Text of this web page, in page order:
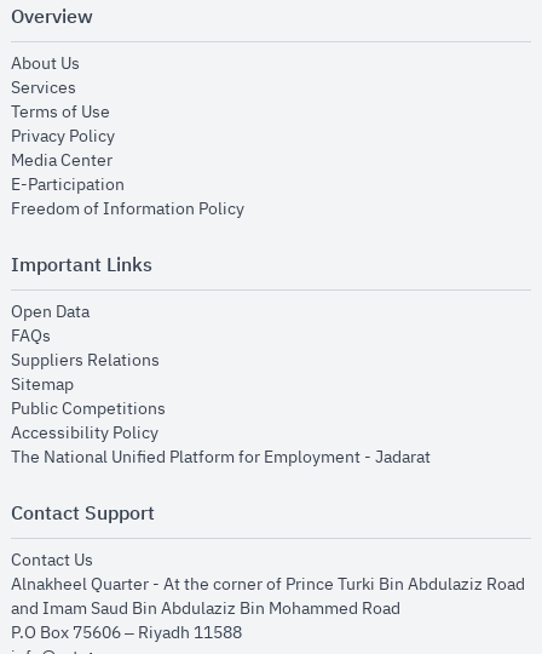
Overview
About Us
Services
Terms of Use
Privacy Policyopens in new window
Media Centeropens in new window
E-Participation
Freedom of Information Policyopens in new window
Important Links
Open Dataopens in new window
FAQs
Suppliers Relations
Sitemapopens in new window
Public Competitions
Accessibility Policyopens in new window
The National Unified Platform for Employment - Jadaratopens in new
Contact Support
Contact Us
Alnakheel Quarter - At the corner of Prince Turki Bin Abdulaziz Road
and Imam Saud Bin Abdulaziz Bin Mohammed Road​
P.O Box 75606 – Riyadh 11588